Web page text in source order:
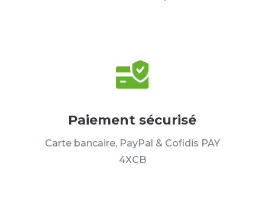
Paiement sécurisé
Carte bancaire, PayPal & Cofidis PAY
4XCB